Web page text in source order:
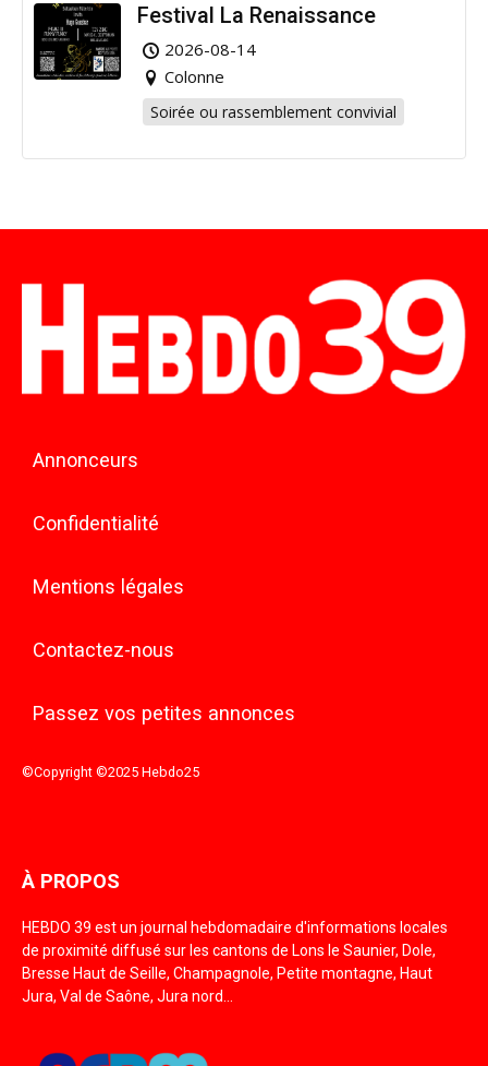
Festival La Renaissance
2026-08-14
Colonne
Soirée ou rassemblement convivial